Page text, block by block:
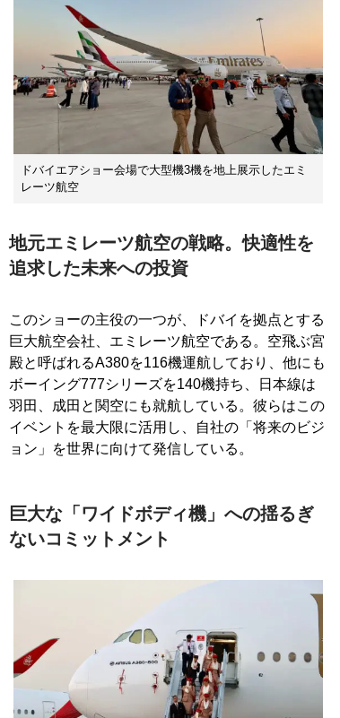
ドバイエアショー会場で大型機3機を地上展示したエミ
レーツ航空
地元エミレーツ航空の戦略。快適性を
追求した未来への投資
このショーの主役の一つが、ドバイを拠点とする
巨大航空会社、エミレーツ航空である。空飛ぶ宮
殿と呼ばれるA380を116機運航しており、他にも
ボーイング777シリーズを140機持ち、日本線は
羽田、成田と関空にも就航している。彼らはこの
イベントを最大限に活用し、自社の「将来のビジ
ョン」を世界に向けて発信している。
巨大な「ワイドボディ機」への揺るぎ
ないコミットメント